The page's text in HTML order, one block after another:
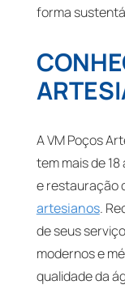
forma
A VM Poços
tem mais de
e restauração
artesianos.
de seus
modernos e
qualidade da